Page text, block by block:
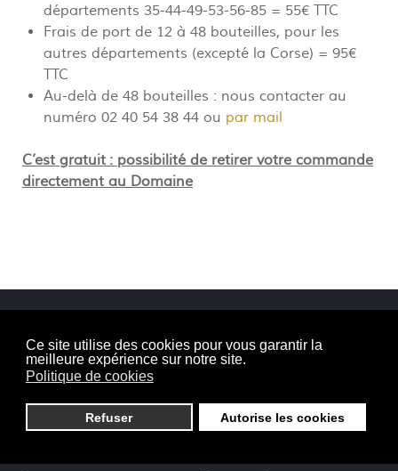
Ce site utilise des cookies pour vous garantir la
meilleure expérience sur notre site.
Politique de cookies
Refuser Autorise les cookies
départements 35-44-49-53-56-85 = 55€ TTC
Frais de port de 12 à 48 bouteilles, pour les
autres départements (excepté la Corse) = 95€
TTC
Au-delà de 48 bouteilles : nous contacter au
numéro 02 40 54 38 44 ou par mail
C’est gratuit : possibilité de retirer votre commande
directement au Domaine
Domaine Martin-Luneau
Savoir-Faire